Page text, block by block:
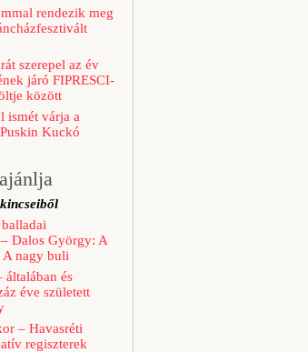
rendezik meg
szerepel az év
járó FIPRESCI-
között
ismét várja a
Kuckó
Dalos György: A
A nagy buli
általában és
éve született
– Havasréti
regiszterek